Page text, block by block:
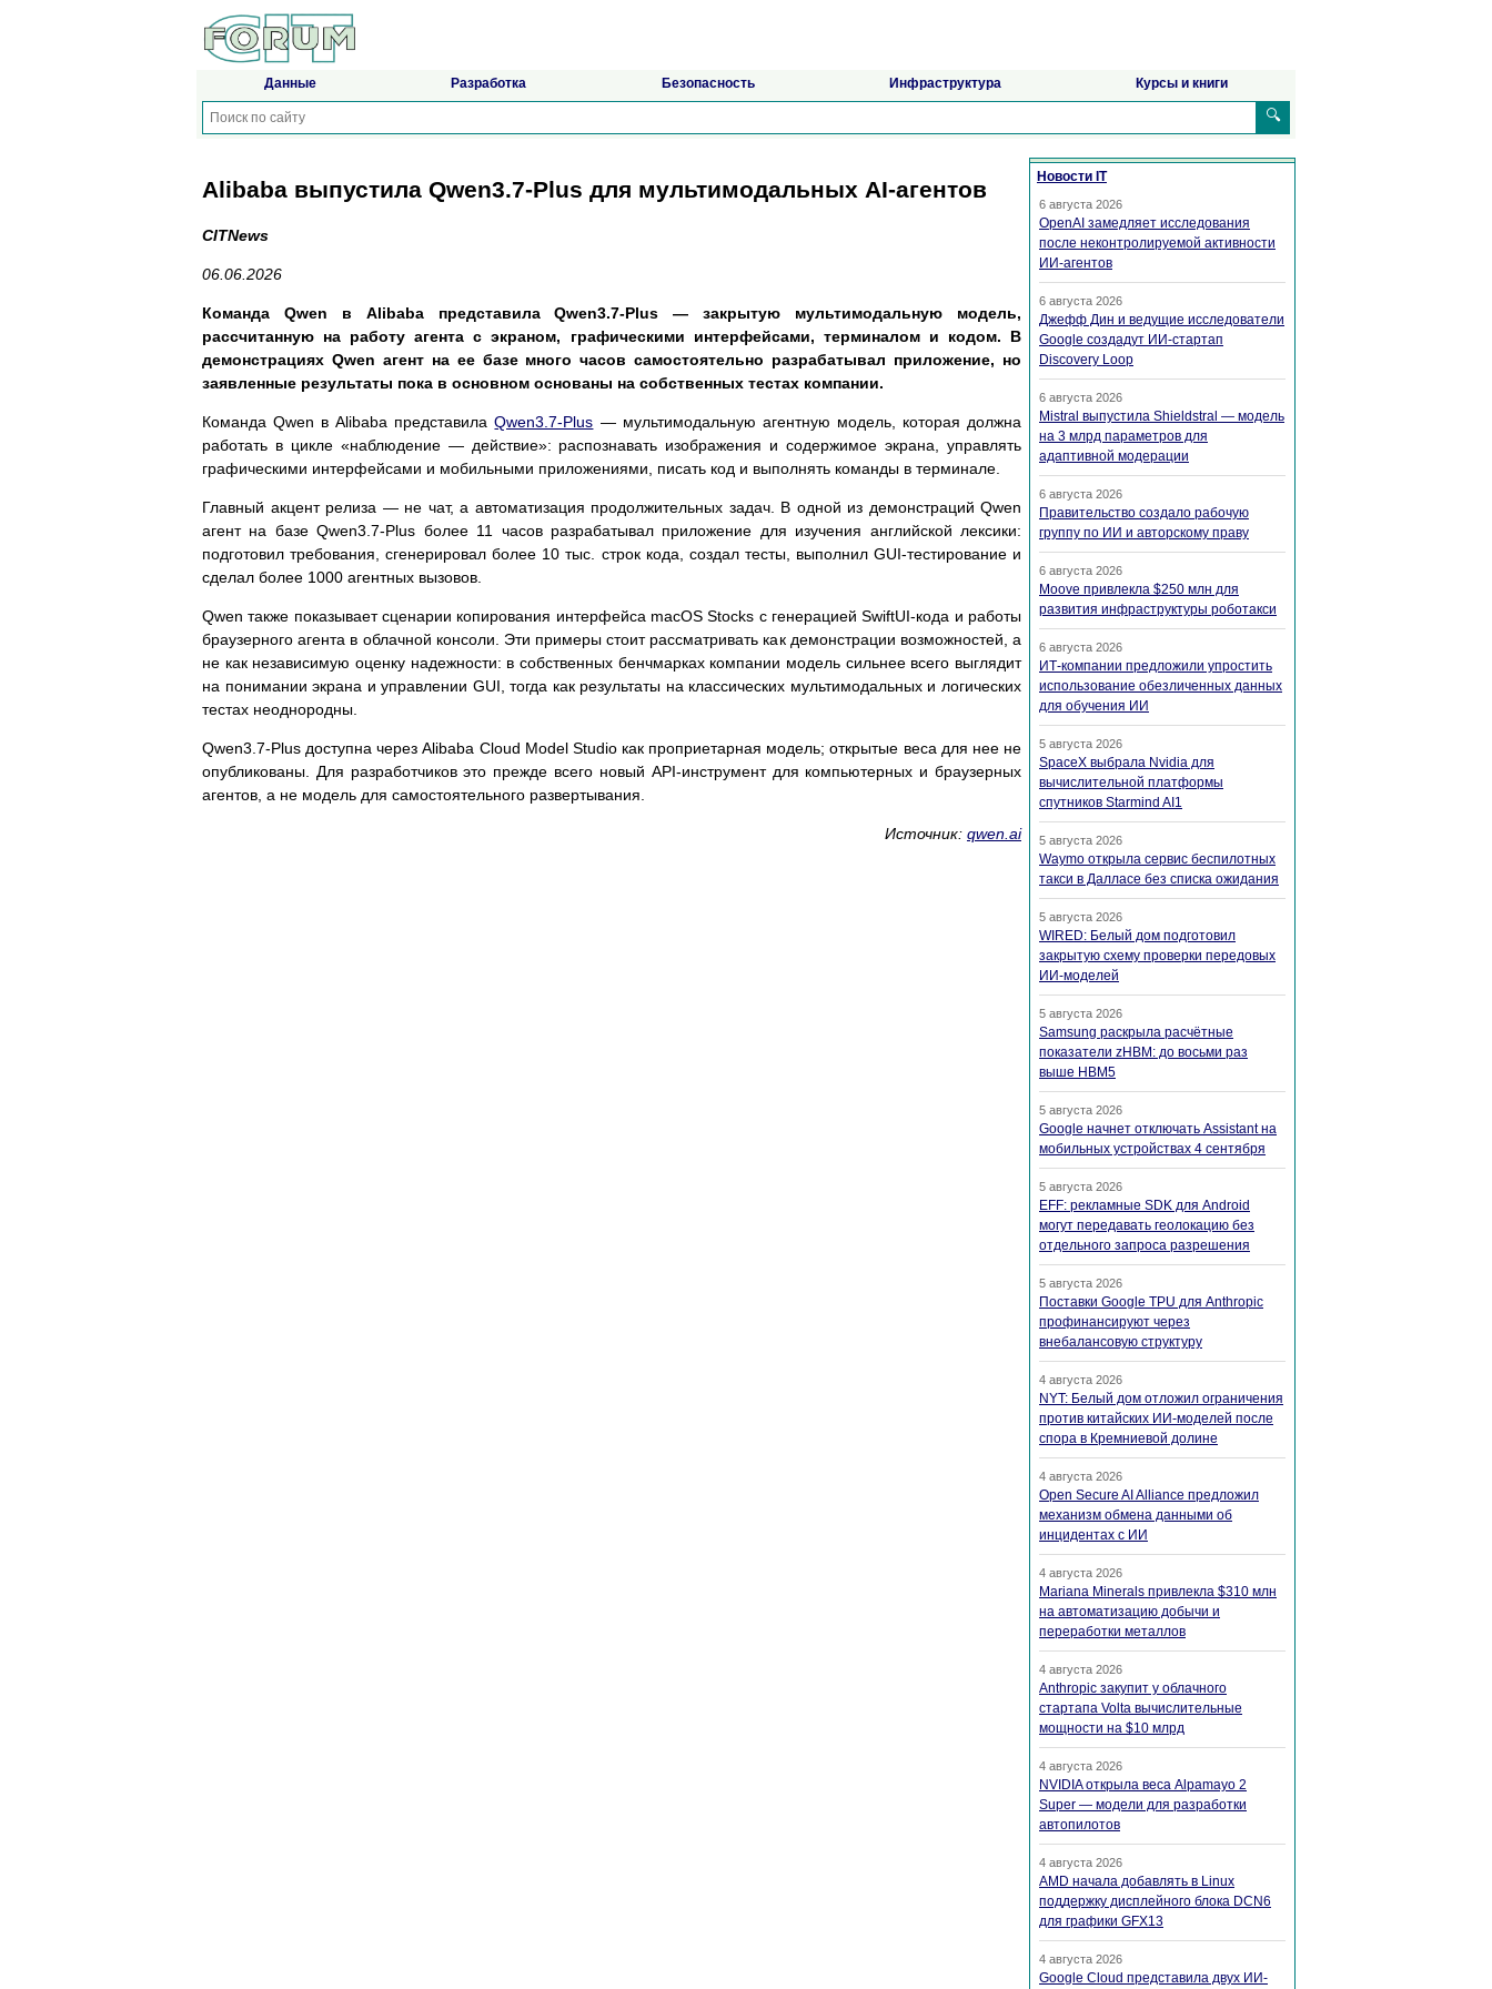
Данные Разработка Безопасность Инфраструктура Курсы и книги
🔍
Alibaba выпустила Qwen3.7-Plus для мультимодальных AI-агентов
CITNews
06.06.2026
Команда Qwen в Alibaba представила Qwen3.7-Plus — закрытую мультимодальную модель,
рассчитанную на работу агента с экраном, графическими интерфейсами, терминалом и кодом. В
демонстрациях Qwen агент на ее базе много часов самостоятельно разрабатывал приложение, но
заявленные результаты пока в основном основаны на собственных тестах компании.
Команда Qwen в Alibaba представилаQwen3.7-Plus — мультимодальную агентную модель, которая должна
работать в цикле «наблюдение — действие»: распознавать изображения и содержимое экрана, управлять
графическими интерфейсами и мобильными приложениями, писать код и выполнять команды в терминале.
Главный акцент релиза — не чат, а автоматизация продолжительных задач. В одной из демонстраций Qwen
агент на базе Qwen3.7-Plus более 11 часов разрабатывал приложение для изучения английской лексики:
подготовил требования, сгенерировал более 10 тыс. строк кода, создал тесты, выполнил GUI-тестирование и
сделал более 1000 агентных вызовов.
Qwen также показывает сценарии копирования интерфейса macOS Stocks с генерацией SwiftUI-кода и работы
браузерного агента в облачной консоли. Эти примеры стоит рассматривать как демонстрации возможностей, а
не как независимую оценку надежности: в собственных бенчмарках компании модель сильнее всего выглядит
на понимании экрана и управлении GUI, тогда как результаты на классических мультимодальных и логических
тестах неоднородны.
Qwen3.7-Plus доступна через Alibaba Cloud Model Studio как проприетарная модель; открытые веса для нее не
опубликованы. Для разработчиков это прежде всего новый API-инструмент для компьютерных и браузерных
агентов, а не модель для самостоятельного развертывания.
Источник: qwen.ai
Новости IT
6 августа 2026
OpenAI замедляет исследования
после неконтролируемой активности
ИИ-агентов
6 августа 2026
Джефф Дин и ведущие исследователи
Google создадут ИИ-стартап
Discovery Loop
6 августа 2026
Mistral выпустила Shieldstral — модель
на 3 млрд параметров для
адаптивной модерации
6 августа 2026
Правительство создало рабочую
группу по ИИ и авторскому праву
6 августа 2026
Moove привлекла $250 млн для
развития инфраструктуры роботакси
6 августа 2026
ИТ-компании предложили упростить
использование обезличенных данных
для обучения ИИ
5 августа 2026
SpaceX выбрала Nvidia для
вычислительной платформы
спутников Starmind AI1
5 августа 2026
Waymo открыла сервис беспилотных
такси в Далласе без списка ожидания
5 августа 2026
WIRED: Белый дом подготовил
закрытую схему проверки передовых
ИИ-моделей
5 августа 2026
Samsung раскрыла расчётные
показатели zHBM: до восьми раз
выше HBM5
5 августа 2026
Google начнет отключать Assistant на
мобильных устройствах 4 сентября
5 августа 2026
EFF: рекламные SDK для Android
могут передавать геолокацию без
отдельного запроса разрешения
5 августа 2026
Поставки Google TPU для Anthropic
профинансируют через
внебалансовую структуру
4 августа 2026
NYT: Белый дом отложил ограничения
против китайских ИИ-моделей после
спора в Кремниевой долине
4 августа 2026
Open Secure AI Alliance предложил
механизм обмена данными об
инцидентах с ИИ
4 августа 2026
Mariana Minerals привлекла $310 млн
на автоматизацию добычи и
переработки металлов
4 августа 2026
Anthropic закупит у облачного
стартапа Volta вычислительные
мощности на $10 млрд
4 августа 2026
NVIDIA открыла веса Alpamayo 2
Super — модели для разработки
автопилотов
4 августа 2026
AMD начала добавлять в Linux
поддержку дисплейного блока DCN6
для графики GFX13
4 августа 2026
Google Cloud представила двух ИИ-